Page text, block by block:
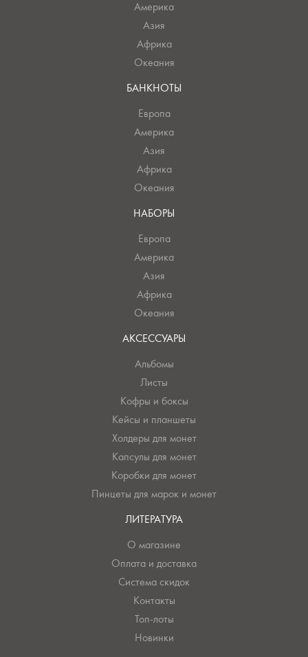
Америка
Азия
Африка
Океания
БАНКНОТЫ
Европа
Америка
Азия
Африка
Океания
НАБОРЫ
Европа
Америка
Азия
Африка
Океания
АКСЕССУАРЫ
Альбомы
Листы
Кофры и боксы
Кейсы и планшеты
Холдеры для монет
Капсулы для монет
Коробки для монет
Пинцеты для марок и монет
ЛИТЕРАТУРА
О магазине
Оплата и доставка
Система скидок
Контакты
Топ-лоты
Новинки